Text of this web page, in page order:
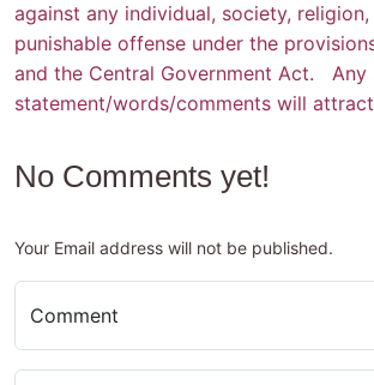
against any individual, society,
punishable offense under the
and the Central Government Act. Any
statement/words/comments will
No Comments yet!
Your Email address will not be published.
Comment